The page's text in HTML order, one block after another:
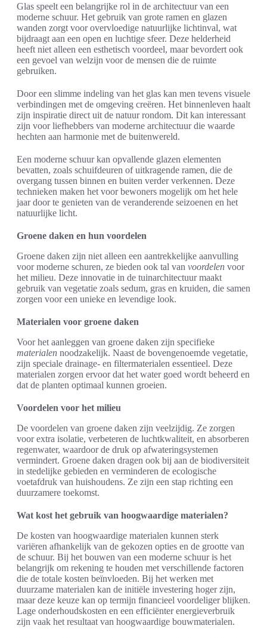
Glas speelt een belangrijke rol in de architectuur van een
moderne schuur. Het gebruik van grote ramen en glazen
wanden zorgt voor overvloedige natuurlijke lichtinval, wat
bijdraagt aan een open en luchtige sfeer. Deze helderheid
heeft niet alleen een esthetisch voordeel, maar bevordert ook
een gevoel van welzijn voor de mensen die de ruimte
gebruiken.
Door een slimme indeling van het glas kan men tevens visuele
verbindingen met de omgeving creëren. Het binnenleven haalt
zijn inspiratie direct uit de natuur rondom. Dit kan interessant
zijn voor liefhebbers van moderne architectuur die waarde
hechten aan harmonie met de buitenwereld.
Een moderne schuur kan opvallende glazen elementen
bevatten, zoals schuifdeuren of uitkragende ramen, die de
overgang tussen binnen en buiten verder verkennen. Deze
technieken maken het voor bewoners mogelijk om het hele
jaar door te genieten van de veranderende seizoenen en het
natuurlijke licht.
Groene daken en hun voordelen
Groene daken zijn niet alleen een aantrekkelijke aanvulling
voor moderne schuren, ze bieden ook tal van voordelen voor
het milieu. Deze innovatie in de tuinarchitectuur maakt
gebruik van vegetatie zoals sedum, gras en kruiden, die samen
zorgen voor een unieke en levendige look.
Materialen voor groene daken
Voor het aanleggen van groene daken zijn specifieke
materialen noodzakelijk. Naast de bovengenoemde vegetatie,
zijn speciale drainage- en filtermaterialen essentieel. Deze
materialen zorgen ervoor dat het water goed wordt beheerd en
dat de planten optimaal kunnen groeien.
Voordelen voor het milieu
De voordelen van groene daken zijn veelzijdig. Ze zorgen
voor extra isolatie, verbeteren de luchtkwaliteit, en absorberen
regenwater, waardoor de druk op afwateringsystemen
vermindert. Groene daken dragen ook bij aan de biodiversiteit
in stedelijke gebieden en verminderen de ecologische
voetafdruk van huishoudens. Ze zijn een stap richting een
duurzamere toekomst.
Wat kost het gebruik van hoogwaardige materialen?
De kosten van hoogwaardige materialen kunnen sterk
variëren afhankelijk van de gekozen opties en de grootte van
de schuur. Bij het bouwen van een moderne schuur is het
belangrijk om rekening te houden met verschillende factoren
die de totale kosten beïnvloeden. Bij het werken met
duurzame materialen kan de initiële investering hoger zijn,
maar deze keuze kan op termijn financieel voordeliger blijken.
Lage onderhoudskosten en een efficiënter energieverbruik
zijn vaak het resultaat van hoogwaardige bouwmaterialen.